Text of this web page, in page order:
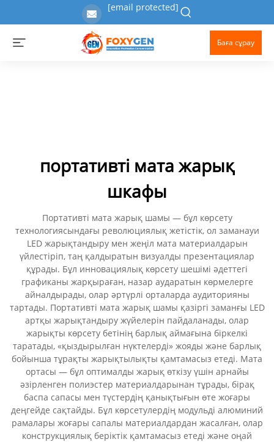
[email protected]
Баға сұрау
портативті мата жарық
шкафы
Портативті мата жарық шамы — бұл көрсету
технологиясындағы революциялық жетістік, ол заманауи
LED жарықтандыру мен жеңіл мата материалдарын
үйлестіріп, таң қалдыратын визуалды презентациялар
құрады. Бұл инновациялық көрсету шешімі әдеттегі
графиканы жарқыраған, назар аударатын көрмелерге
айналдырады, олар әртүрлі орталарда аудиторияны
тартады. Портативті мата жарық шамы қазіргі заманғы LED
артқы жарықтандыру жүйелерін пайдаланады, олар
жарықты көрсету бетінің барлық аймағына біркелкі
таратады, «қыздырылған нүктелерді» жояды және барлық
бойынша тұрақты жарықтылықты қамтамасыз етеді. Мата
ортасы — бұл оптималды жарық өткізу үшін арнайы
әзірленген полиэстер материалдарынан тұрады, бірақ
баспа сапасы мен түстердің қанықтығын өте жоғары
деңгейде сақтайды. Бұл көрсетулердің модульді алюминий
рамалары жоғары сапалы материалдардан жасалған, олар
конструкциялық беріктік қамтамасыз етеді және оңай